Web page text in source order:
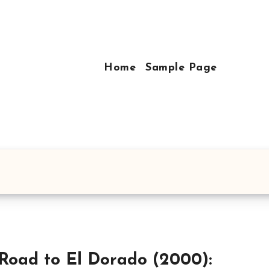
Home Sample Page
to El Dorado (2000):